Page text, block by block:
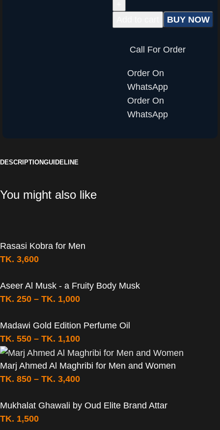
BUY NOW
Call For Order
Order On
WhatsApp
Order On
WhatsApp
DESCRIPTIONGUIDELINE
You might also like
Rasasi Kobra for Men
TK. 3,600
Aseer Al Musk - a Fruity Body Musk
TK. 250 – TK. 1,000
Madawi Gold Edition Perfume Oil
TK. 550 – TK. 1,100
Marj Ahmed Al Maghribi for Men and Women
TK. 850 – TK. 3,400
Mukhalat Ghawali by Oud Elite Brand Attar
TK. 1,500